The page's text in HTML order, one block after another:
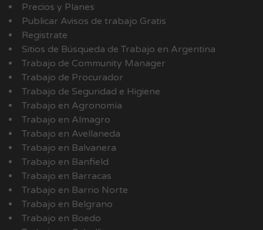
Precios y Planes
Publicar Avisos de trabajo Gratis
Registrate
Sitios de Búsqueda de Trabajo en Argentina
Trabajo de Community Manager
Trabajo de Procurador
Trabajo de Seguridad e Higiene
Trabajo en Agronomía
Trabajo en Almagro
Trabajo en Avellaneda
Trabajo en Balvanera
Trabajo en Banfield
Trabajo en Barracas
Trabajo en Barrio Norte
Trabajo en Belgrano
Trabajo en Boedo